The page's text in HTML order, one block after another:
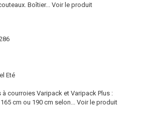
Boîtier...
Voir le produit
Eté
courroies Varipack et Varipack Plus :
cm ou 190 cm selon...
Voir le produit